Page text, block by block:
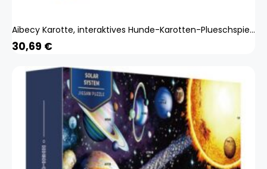
Aibecy Karotte, interaktives Hunde-Karotten-Plueschspielzeug, Bereicherung, Hunde-Schnueffel-Puzzle-Spielzeug, niedliches Karotten-Ernte-Spielzeug, Haustier, interaktives Puzzle, IQ-Spielzeug fuer Hunde und Katzen
30,69 €